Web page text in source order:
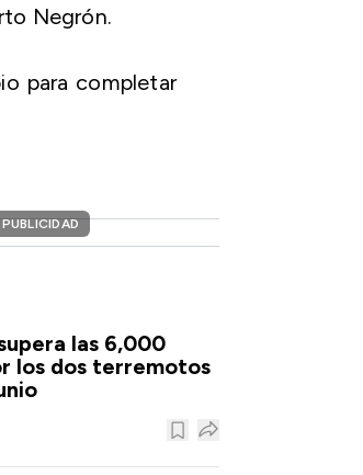
Negrón.
para completar
PUBLICIDAD
las 6,000
los dos terremotos